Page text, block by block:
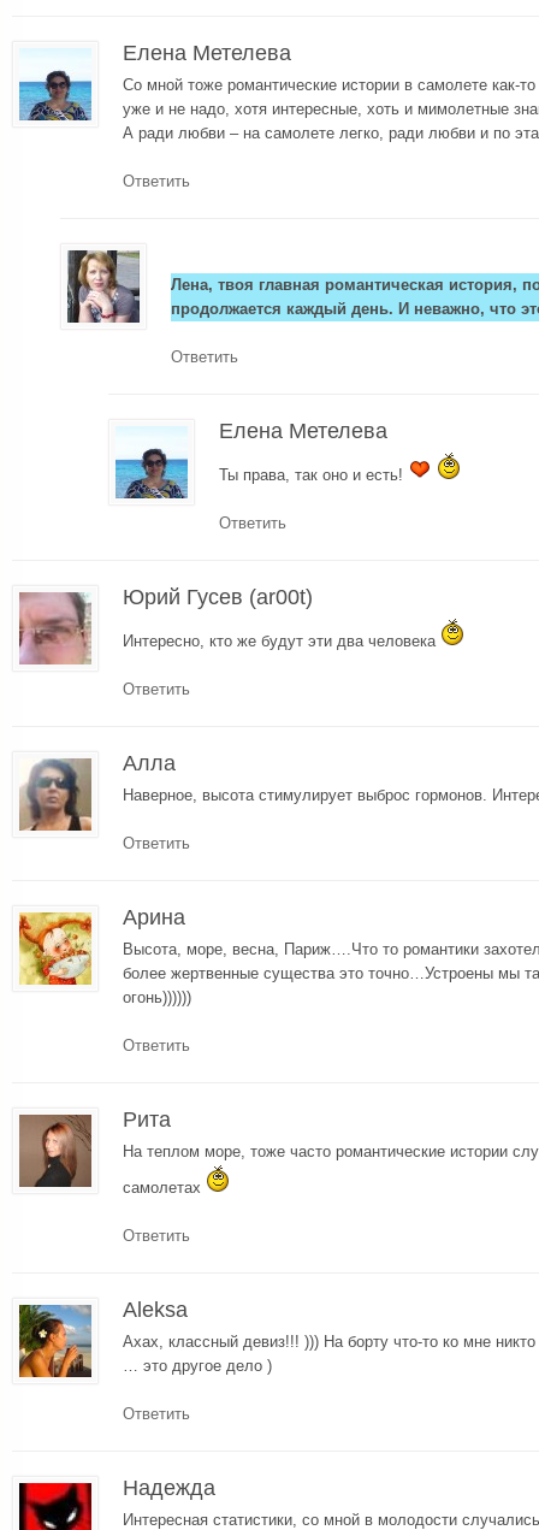
Елена Метелева
Со мной тоже романтические истории в самолете как-
уже и не надо, хотя интересные, хоть и мимолетные
А ради любви – на самолете легко, ради любви и по
Ответить
Лена, твоя главная романтическая история,
продолжается каждый день. И неважно, что
Ответить
Елена Метелева
Ты права, так оно и есть!
Ответить
Юрий Гусев (ar00t)
Интересно, кто же будут эти два человека
Ответить
Алла
Наверное, высота стимулирует выброс гормонов.
Ответить
Арина
Высота, море, весна, Париж….Что то романтики
более жертвенные существа это точно…Устроены мы
огонь))))))
Ответить
Рита
На теплом море, тоже часто романтические истории
самолетах
Ответить
Aleksa
Ахах, классный девиз!!! ))) На борту что-то ко мне
… это другое дело )
Ответить
Надежда
Интересная статистики, со мной в молодости